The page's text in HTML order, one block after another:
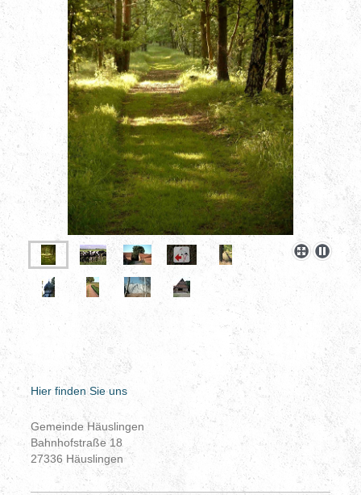
Hier finden Sie uns
Gemeinde Häuslingen
Bahnhofstraße 18
27336 Häuslingen